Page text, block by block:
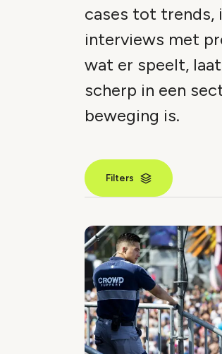
cases tot trends,
interviews met
wat er speelt,
scherp in een
beweging is.
Filters